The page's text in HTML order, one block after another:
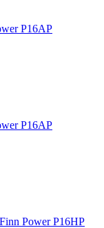
P16AP
P16AP
Power P16HP